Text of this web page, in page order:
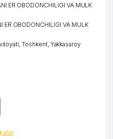
ER OBODONCHILIGI VA MULK
ER OBODONCHILIGI VA MULK
,Toshkent, Yakkasaroy